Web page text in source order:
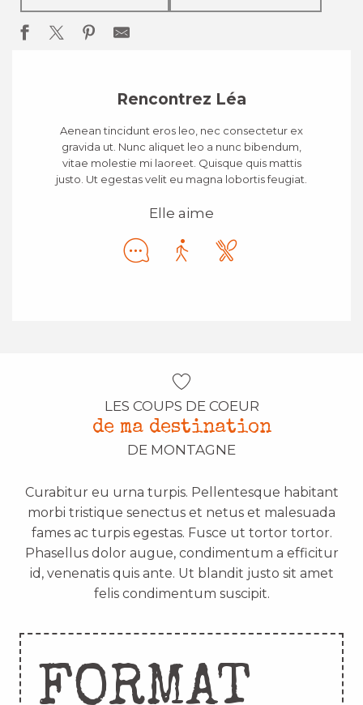
Rencontrez Léa
Aenean tincidunt eros leo, nec consectetur ex
gravida ut. Nunc aliquet leo a nunc bibendum,
vitae molestie mi laoreet. Quisque quis mattis
justo. Ut egestas velit eu magna lobortis feugiat.
Elle aime
LES COUPS DE COEUR
de ma destination
DE MONTAGNE
Curabitur eu urna turpis. Pellentesque habitant
morbi tristique senectus et netus et malesuada
fames ac turpis egestas. Fusce ut tortor tortor.
Phasellus dolor augue, condimentum a efficitur
id, venenatis quis ante. Ut blandit justo sit amet
felis condimentum suscipit.
FORMAT